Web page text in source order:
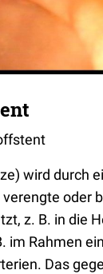
wird durch
verengte oder
z. B. in die
im Rahmen
Das